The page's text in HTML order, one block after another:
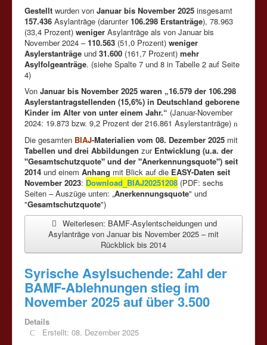
Gestellt wurden von Januar bis November 2025 insgesamt
157.436 Asylanträge (darunter106.298 Erstanträge), 78.963
(33,4 Prozent) weniger Asylanträge als von Januar bis
November 2024 –110.563 (51,0 Prozent) weniger
Asylerstanträge und 31.600 (161,7 Prozent) mehr
Asylfolgeanträge. (siehe Spalte 7 und 8 in Tabelle 2 auf Seite
4)
Von Januar bis November 2025 waren „16.579 der 106.298
Asylerstantragstellenden (15,6%) in Deutschland geborene
Kinder im Alter von unter einem Jahr.“ (Januar-November
2024: 19.873 bzw. 9,2 Prozent der 216.861 Asylerstanträge) n
Die gesamten BIAJ-Materialien vom 08. Dezember 2025 mit
Tabellen und drei Abbildungen zur Entwicklung (u.a. der
"Gesamtschutzquote" und der "Anerkennungsquote") seit
2014 und einem Anhang mit Blick auf die EASY-Daten seit
November 2023: Download_BIAJ20251208 (PDF: sechs
Seiten – Auszüge unten: „Anerkennungsquote" und
"Gesamtschutzquote")
Weiterlesen: BAMF-Asylentscheidungen und
Asylanträge von Januar bis November 2025 – mit
Rückblick bis 2014
Syrische Asylsuchende: Zahl der
BAMF-Ablehnungen stieg im
November 2025 auf über 3.500
Details
Erstellt: 08. Dezember 2025